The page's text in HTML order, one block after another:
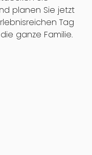
planen Sie jetzt
Tag
ganze Familie.